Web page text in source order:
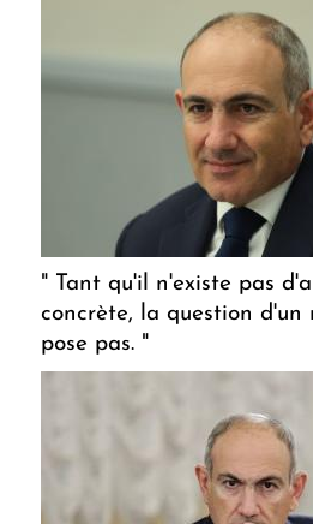
" Tant qu'il n'existe pas
concrète, la question d'un
pose pas. "